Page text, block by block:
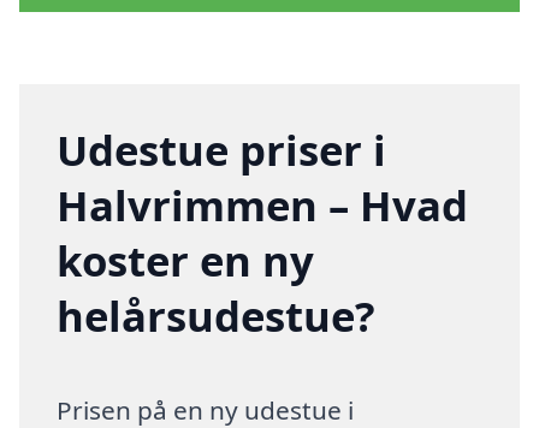
Udestue priser i
Halvrimmen – Hvad
koster en ny
helårsudestue?
Prisen på en ny udestue i